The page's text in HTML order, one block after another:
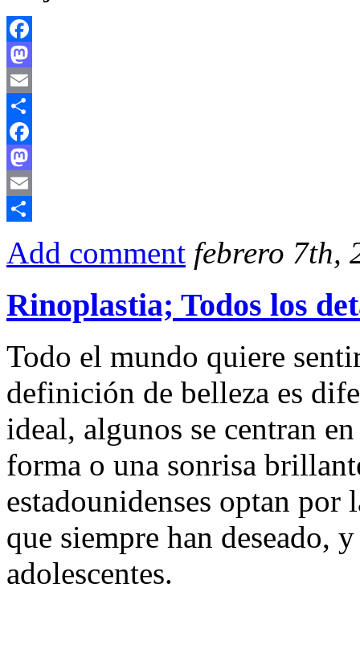
Facebook
Mastodon
Email
Compartir
Facebook
Mastodon
Email
Add comment febrero 7th,
Rinoplastia; Todos los
Todo el mundo quiere
definición de belleza es
ideal, algunos se centran
forma o una sonrisa
estadounidenses optan por
que siempre han deseado,
adolescentes.